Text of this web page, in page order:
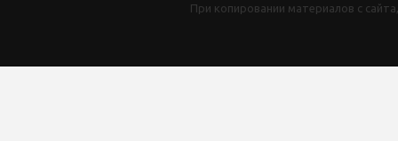
При копировании материалов с